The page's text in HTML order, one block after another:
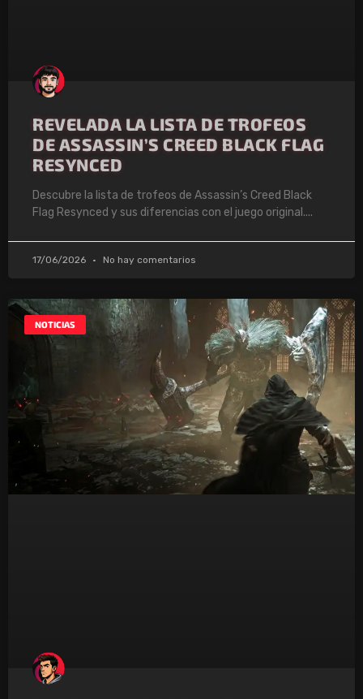
REVELADA LA LISTA DE TROFEOS
DE ASSASSIN’S CREED BLACK FLAG
RESYNCED
Descubre la lista de trofeos de Assassin’s Creed Black
Flag Resynced y sus diferencias con el juego original.
17/06/2026 No hay comentarios
NOTICIAS